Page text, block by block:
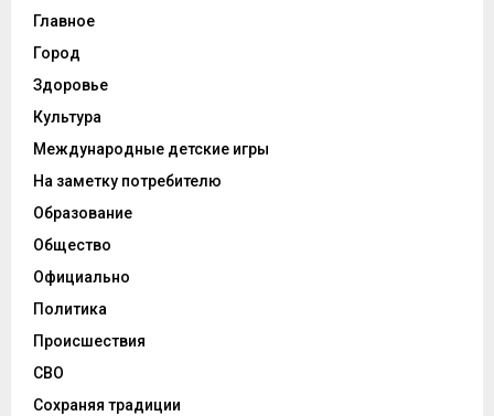
Главное
Город
Здоровье
Культура
Международные детские игры
На заметку потребителю
Образование
Общество
Официально
Политика
Происшествия
СВО
Сохраняя традиции